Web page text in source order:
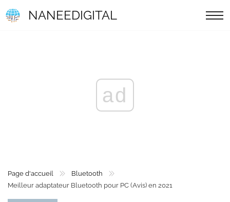
NANEEDIGITAL
ad
Page d'accueil
Bluetooth
Meilleur adaptateur Bluetooth pour PC (Avis) en 2021